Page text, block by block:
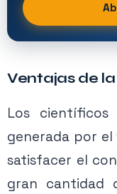
Ventajas de
Los
generada por
satisfacer el
gran cantidad